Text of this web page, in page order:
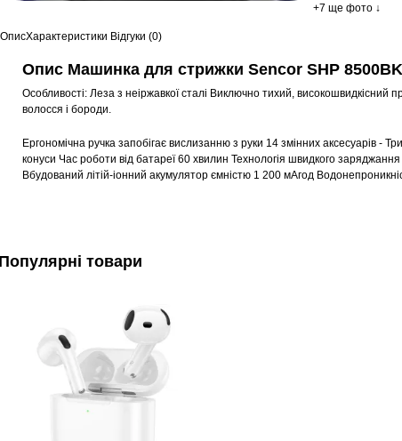
+7 ще фото ↓
ОписХарактеристики Відгуки (0)
Опис Машинка для стрижки Sencor SHP 8500BK
Особливості: Леза з неіржавкої сталі Виключно тихий, високошвидкісний
волосся і бороди.
Ергономічна ручка запобігає вислизанню з руки 14 змінних аксесуарів
конуси Час роботи від батареї 60 хвилин Технологія швидкого
Вбудований літій-іонний акумулятор ємністю 1 200 мАгод
товари